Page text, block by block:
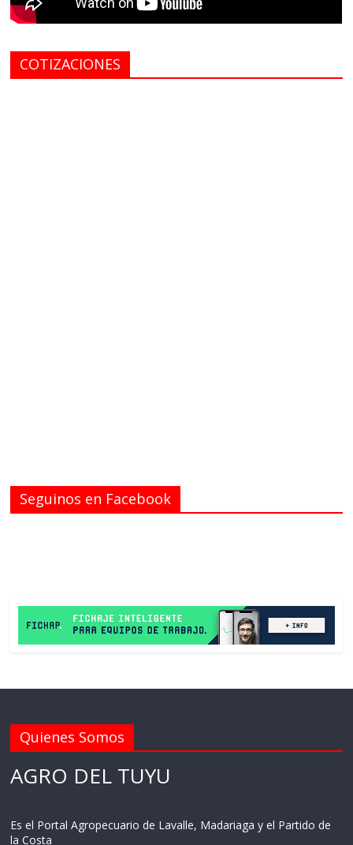
COTIZACIONES
Seguinos en Facebook
Quienes Somos
AGRO DEL TUYU
Es el Portal Agropecuario de Lavalle, Madariaga y el Partido de
la Costa